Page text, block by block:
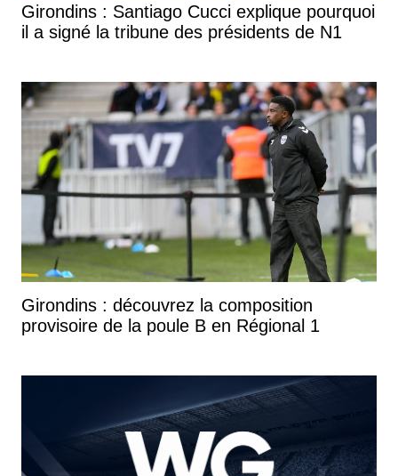
Girondins : Santiago Cucci explique pourquoi
il a signé la tribune des présidents de N1
Girondins : découvrez la composition
provisoire de la poule B en Régional 1